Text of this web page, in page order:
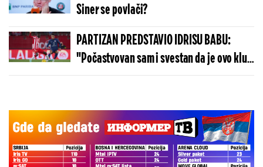
Siner se povlači?
PARTIZAN PREDSTAVIO IDRISU BABU:
"Počastvovan sam i svestan da je ovo klub
sa velikom istorijom"